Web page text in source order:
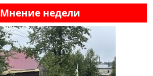
Мнение недели